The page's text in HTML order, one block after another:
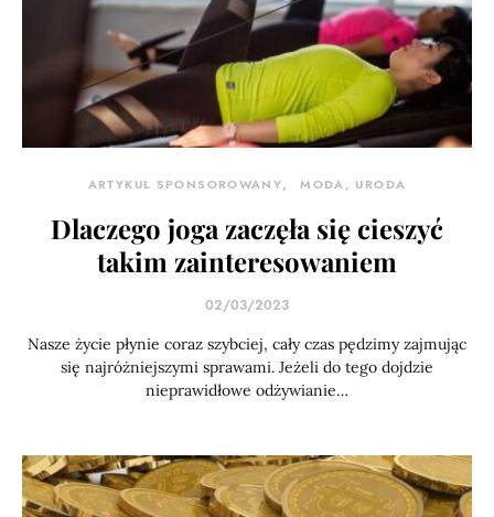
ARTYKUŁ SPONSOROWANY MODA, URODA
Dlaczego joga zaczęła się cieszyć
takim zainteresowaniem
02/03/2023
Nasze życie płynie coraz szybciej, cały czas pędzimy zajmując
się najróżniejszymi sprawami. Jeżeli do tego dojdzie
nieprawidłowe odżywianie…